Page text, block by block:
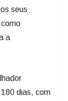
seus
a
dias, com